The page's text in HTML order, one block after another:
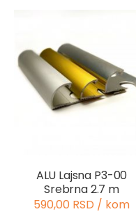
ALU Lajsna P3-00
Srebrna 2.7 m
590,00 RSD / kom